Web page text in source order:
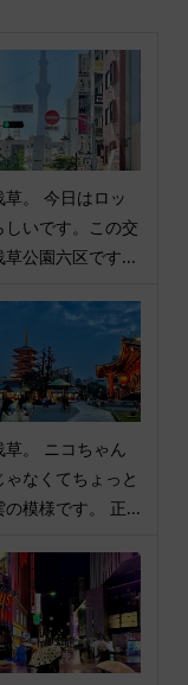
草。 今日はロッ
しいです。この交
草公園六区です...
草。 ニコちゃん
ゃなくてちょっと
の模様です。 正...